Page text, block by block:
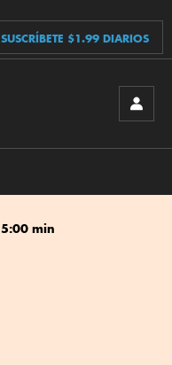
SUSCRÍBETE $1.99 DIARIOS
5:00 min